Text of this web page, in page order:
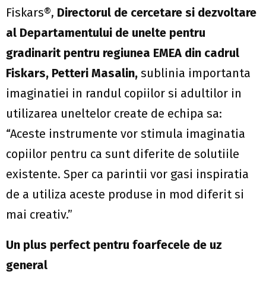
Fiskars®, Directorul de cercetare si dezvoltare
al Departamentului de unelte pentru
gradinarit pentru regiunea EMEA din cadrul
Fiskars, Petteri Masalin, sublinia importanta
imaginatiei in randul copiilor si adultilor in
utilizarea uneltelor create de echipa sa:
“Aceste instrumente vor stimula imaginatia
copiilor pentru ca sunt diferite de solutiile
existente. Sper ca parintii vor gasi inspiratia
de a utiliza aceste produse in mod diferit si
mai creativ.”
Un plus perfect pentru foarfecele de uz
general